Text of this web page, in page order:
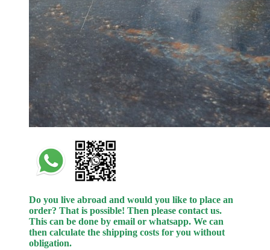
Do you live abroad and would you like to place an
order? That is possible! Then please contact us.
This can be done by email or whatsapp. We can
then calculate the shipping costs for you without
obligation.